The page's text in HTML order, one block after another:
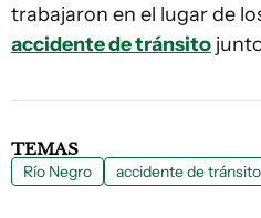
trabajaron en el lugar de
accidente de tránsito
TEMAS
Río Negro accidente de tránsito